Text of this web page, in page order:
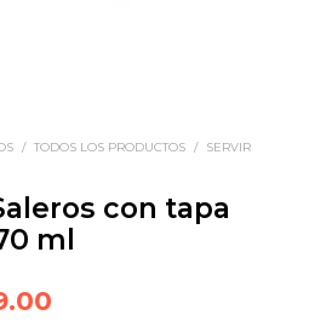
/ TODOS LOS PRODUCTOS / SERVIR
con tapa
ml